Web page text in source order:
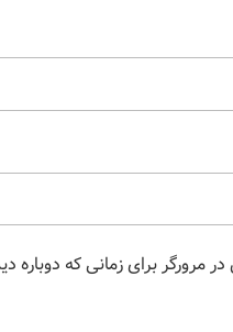
مرورگر برای زمانی که دوباره